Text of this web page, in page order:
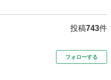
投稿743件
フォローする